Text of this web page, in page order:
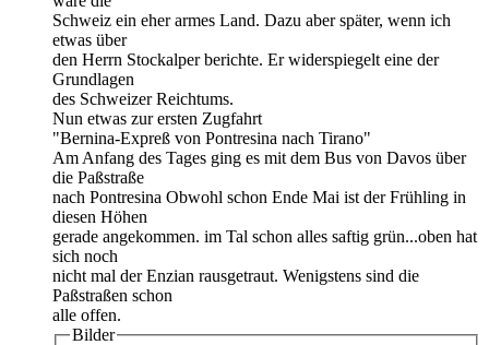
Schweiz ein eher armes Land. Dazu aber später, wenn ich
etwas über
den Herrn Stockalper berichte. Er widerspiegelt eine der
Grundlagen
des Schweizer Reichtums.
Nun etwas zur ersten Zugfahrt
"Bernina-Expreß von Pontresina nach Tirano"
Am Anfang des Tages ging es mit dem Bus von Davos über
die Paßstraße
nach Pontresina Obwohl schon Ende Mai ist der Frühling in
diesen Höhen
gerade angekommen. im Tal schon alles saftig grün...oben hat
sich noch
nicht mal der Enzian rausgetraut. Wenigstens sind die
Paßstraßen schon
alle offen.
Bilder